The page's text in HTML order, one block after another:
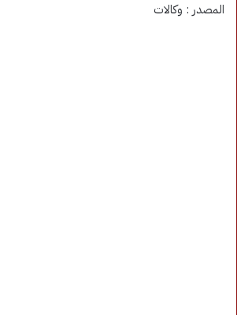
المصدر : وكالات